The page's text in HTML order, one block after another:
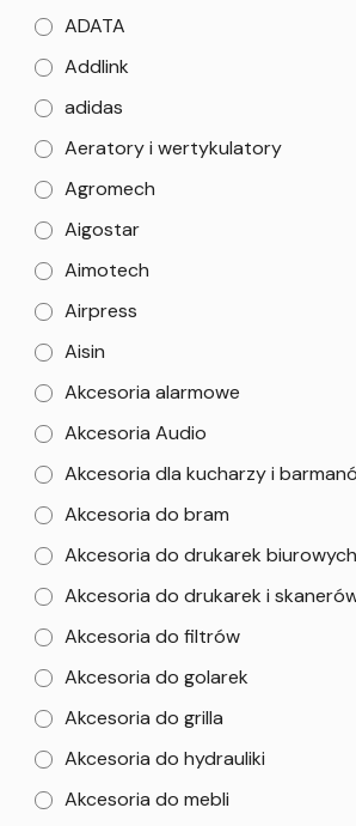
ADATA
Addlink
adidas
Aeratory i wertykulatory
Agromech
Aigostar
Aimotech
Airpress
Aisin
Akcesoria alarmowe
Akcesoria Audio
Akcesoria dla kucharzy i
Akcesoria do bram
Akcesoria do drukarek biurowych
Akcesoria do drukarek i
Akcesoria do filtrów
Akcesoria do golarek
Akcesoria do grilla
Akcesoria do hydrauliki
Akcesoria do mebli